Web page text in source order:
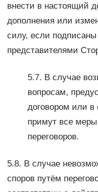
внести в настоящий
дополнения или
силу, если
представителями
5.7. В случае
вопросам,
договором или
примут все
переговоров.
5.8. В случае
споров путём